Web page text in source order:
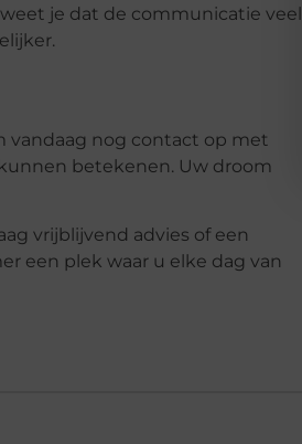
je dat de communicatie veel
vandaag nog contact op met
betekenen. Uw droom
vrijblijvend advies of een
een plek waar u elke dag van